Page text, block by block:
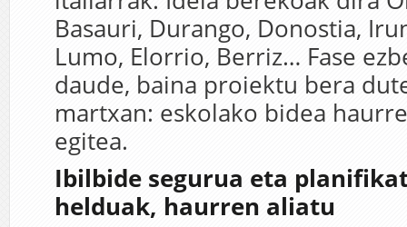
Basauri, Durango, Donostia,
Lumo, Elorrio, Berriz… Fase
daude, baina proiektu bera
martxan: eskolako bidea
egitea.
Ibilbide segurua eta
helduak, haurren aliatu